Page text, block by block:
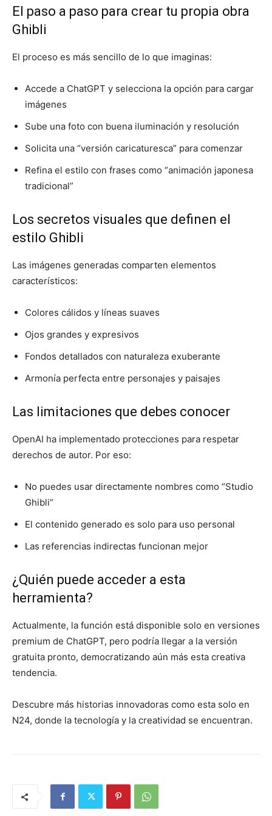
El paso a paso para crear tu propia obra
Ghibli
El proceso es más sencillo de lo que imaginas:
Accede a ChatGPT y selecciona la opción para cargar
imágenes
Sube una foto con buena iluminación y resolución
Solicita una “versión caricaturesca” para comenzar
Refina el estilo con frases como “animación japonesa
tradicional”
Los secretos visuales que definen el
estilo Ghibli
Las imágenes generadas comparten elementos
característicos:
Colores cálidos y líneas suaves
Ojos grandes y expresivos
Fondos detallados con naturaleza exuberante
Armonía perfecta entre personajes y paisajes
Las limitaciones que debes conocer
OpenAI ha implementado protecciones para respetar
derechos de autor. Por eso:
No puedes usar directamente nombres como “Studio
Ghibli”
El contenido generado es solo para uso personal
Las referencias indirectas funcionan mejor
¿Quién puede acceder a esta
herramienta?
Actualmente, la función está disponible solo en versiones
premium de ChatGPT, pero podría llegar a la versión
gratuita pronto, democratizando aún más esta creativa
tendencia.
Descubre más historias innovadoras como esta solo en
N24, donde la tecnología y la creatividad se encuentran.